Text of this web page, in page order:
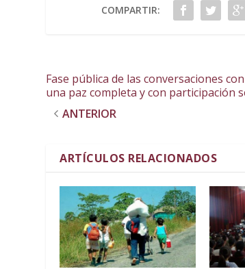
COMPARTIR:
Fase pública de las conversaciones
una paz completa y con participación
ANTERIOR
ARTÍCULOS RELACIONADOS